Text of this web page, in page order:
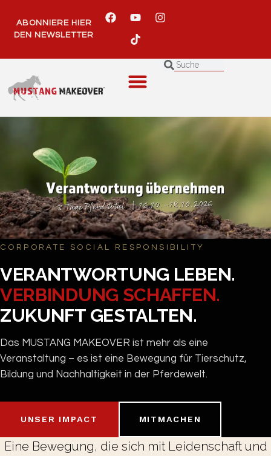
ABONNIERE HIER
DEN NEWSLETTER
CORPORATE SOCIAL RESPONSIBILITY
VERANTWORTUNG LEBEN.
VERBINDUNG SCHAFFEN.
ZUKUNFT GESTALTEN.
Das MUSTANG MAKEOVER ist mehr als eine
Veranstaltung – es ist eine Bewegung für Tierschutz,
Bildung und Nachhaltigkeit in der Pferdewelt.
UNSER IMPACT MITMACHEN
Eine Bewegung, die sich mit Leidenschaft und